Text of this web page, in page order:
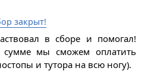
закрыт!
в сборе и помогал!
сумме мы сможем оплатить
и тутора на всю ногу).